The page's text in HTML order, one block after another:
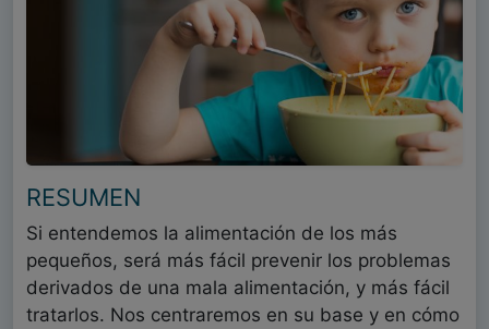
RESUMEN
Si entendemos la alimentación de los más
pequeños, será más fácil prevenir los problemas
derivados de una mala alimentación, y más fácil
tratarlos. Nos centraremos en su base y en cómo